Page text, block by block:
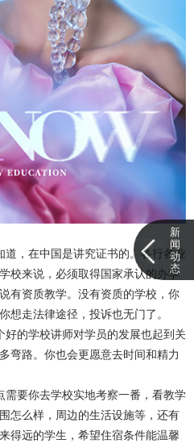
道，在中国是讲究证书的。各行各业
校来说，必须取得国家承认的办学
有资质教学。没有资质的学校，你
想走法律途径，投诉也无门了。
好的学校讲师对学员的发展也起到关
弯路。你也会更愿意去时间和精力
需要你去学校实地考察一番，看教学
怎么样，周边的生活设施等，还有
得远的学生，希望住宿条件能温馨
新
闻
动
态